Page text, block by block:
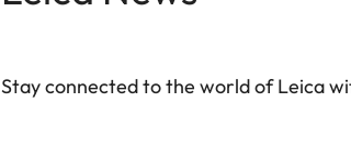
Stay connected to the world of Leica